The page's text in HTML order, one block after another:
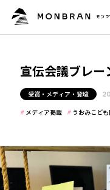
宣伝会議ブレー
受賞・メディア・登壇
メディア掲載 うおみこど